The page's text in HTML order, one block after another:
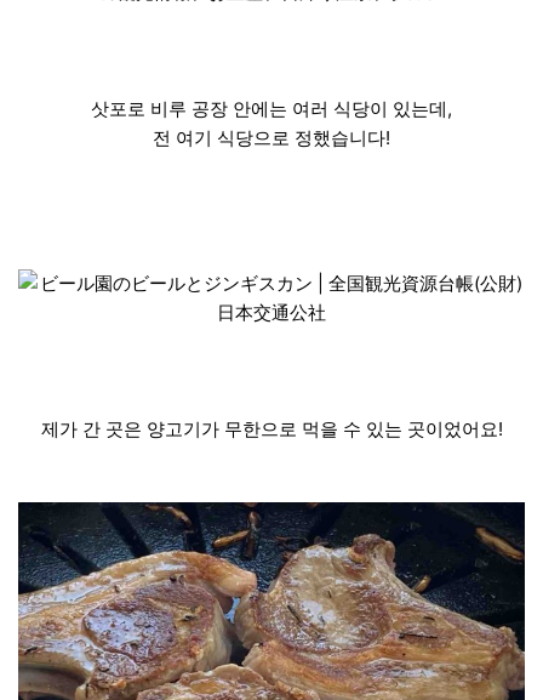
삿포로 비루 공장 안에는 여러 식당이 있는데,
전 여기 식당으로 정했습니다!
제가 간 곳은 양고기가 무한으로 먹을 수 있는 곳이었어요!